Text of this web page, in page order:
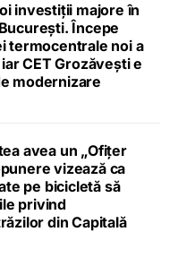
investiții majore în
Începe
CET Grozăvești e
modernizare
avea un „Ofițer
vizează ca
pe bicicletă să
privind
din Capitală